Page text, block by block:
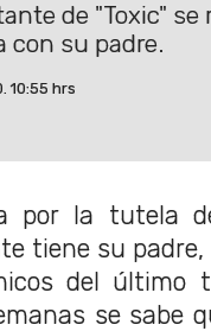
de "Toxic"
con su padre.
10:55 hrs
por la tutela
tiene su
del último
se sabe